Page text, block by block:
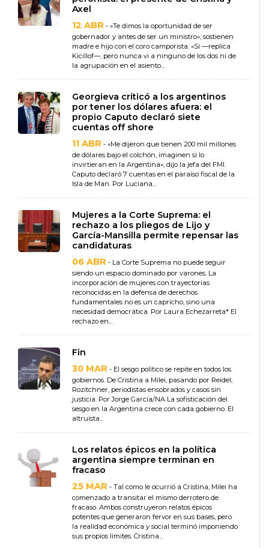
Axel
12 ABR - «Te dimos la oportunidad de ser
gobernador y antes de ser un ministro», sostienen
madre e hijo con el coro camporista. «Sí —replica
Kicillof—, pero nunca vi a ninguno de los dos ni de
la agrupación en el asiento...
Georgieva criticó a los argentinos
por tener los dólares afuera: el
propio Caputo declaró siete
cuentas off shore
11 ABR - «Me dijeron que tienen 200 mil millones
de dólares bajo el colchón, imaginen si lo
invirtieran en la Argentina», dijo la jefa del FMI.
Caputo declaró 7 cuentas en el paraíso fiscal de la
Isla de Man. Por Luciana...
Mujeres a la Corte Suprema: el
rechazo a los pliegos de Lijo y
García-Mansilla permite repensar las
candidaturas
06 ABR - La Corte Suprema no puede seguir
siendo un espacio dominado por varones. La
incorporación de mujeres con trayectorias
reconocidas en la defensa de derechos
fundamentales no es un capricho, sino una
necesidad democrática. Por Laura Echezarreta* El
rechazo en...
Fin
30 MAR - El sesgo político se repite en todos los
gobiernos. De Cristina a Milei, pasando por Reidel,
Rozitchner, periodistas ensobrados y casos sin
justicia. Por Jorge García/NA La sofisticación del
sesgo en la Argentina crece con cada gobierno. El
altruista...
Los relatos épicos en la política
argentina siempre terminan en
fracaso
25 MAR - Tal como le ocurrió a Cristina, Milei ha
comenzado a transitar el mismo derrotero de
fracaso. Ambos construyeron relatos épicos
potentes que generaron fervor en sus bases, pero
la realidad económica y social terminó imponiendo
sus propios límites. Cristina...